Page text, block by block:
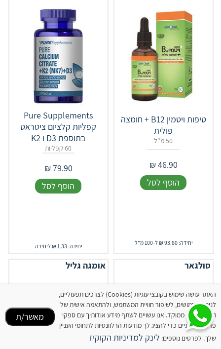
טיפות ויטמין B12 + חומצה
פולית
50 מ"ל
46.90
₪
הוסף לסל
יחידה: 93.80 ₪ ל-100 מ"ל
Pure Supplements
קפליות קלציום ציטראט
בתוספת D3 ו K2
60 קפליות
79.90
₪
הוסף לסל
יחידה: 1.33 ₪ ליחידה
סולגאר אומגה גליל
האתר עושה שימוש בקובצי עוגיות (Cookies) לצרכים תפעוליים,
לניתוח שימושים, לשיפור חוויית המשתמש, ולהתאמה אישית של
תוכן ופרסום ממוקד. אנו עשויים לשתף מידע אודותיך עם ספקי
פרסום חיצוניים כדי להציג לך מודעות הרלוונטיות לתחומי העניין
שלך. לפרטים נוספים: לינק למדיניות הקוקיז
מאשר/ת